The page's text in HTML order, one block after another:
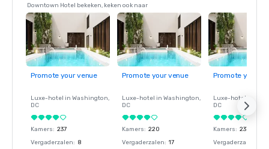
Downtown Hotel bekeken, keken ook naar
Promote your venue
Luxe-hotel in Washington,
DC
Kamers: 237
Vergaderzalen: 8
Promote your venue
Luxe-hotel in Washington,
DC
Kamers: 220
Vergaderzalen: 17
Promote your
Luxe-hotel in
DC
Kamers: 237
Vergaderzalen